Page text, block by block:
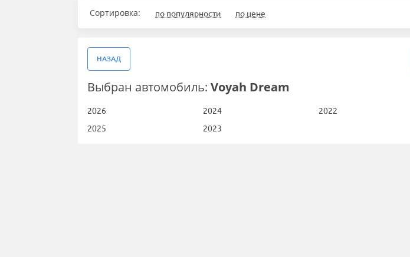
Сортировка: по популярности по цене
НАЗАД
Выбран автомобиль: Voyah Dream
2026
2025
2024
2023
2022